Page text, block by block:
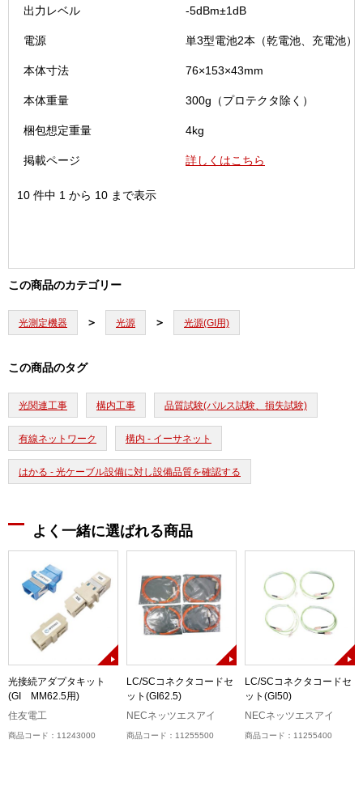
出力レベル -5dBm±1dB
電源 単3型電池2本（乾電池、充電池）
本体寸法 76×153×43mm
本体重量 300g（プロテクタ除く）
梱包想定重量 4kg
掲載ページ 詳しくはこちら
10 件中 1 から 10 まで表示
この商品のカテゴリー
光測定機器 光源 光源(GI用)
この商品のタグ
光関連工事 構内工事 品質試験(パルス試験、損失試験)
有線ネットワーク 構内 - イーサネット
はかる - 光ケーブル設備に対し設備品質を確認する
よく一緒に選ばれる商品
光接続アダプタキット
(GI MM62.5用)
住友電工
商品コード：11243000
LC/SCコネクタコードセ
ット(GI62.5)
NECネッツエスアイ
商品コード：11255500
LC/SCコネクタコードセ
ット(GI50)
NECネッツエスアイ
商品コード：11255400